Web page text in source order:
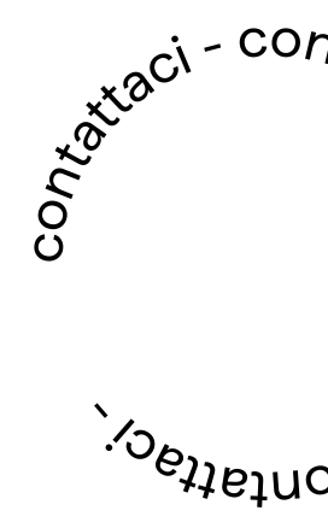
contattaci -